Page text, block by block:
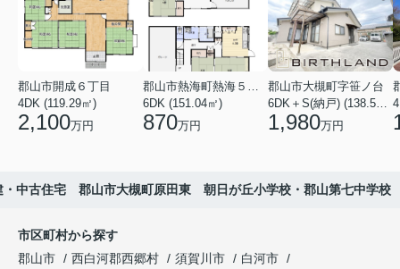
郡山市開成６丁目
4DK (119.29㎡)
2,100万円
郡山市熱海町熱海５丁目
6DK (151.04㎡)
870万円
郡山市大槻町字笹ノ台
6DK＋S(納戸) (138.55㎡)
1,980万円
・中古住宅 郡山市大槻町原田東 朝日が丘小学校・郡山第七中学校
市区町村から探す
郡山市
西白河郡西郷村 須賀川市
白河市